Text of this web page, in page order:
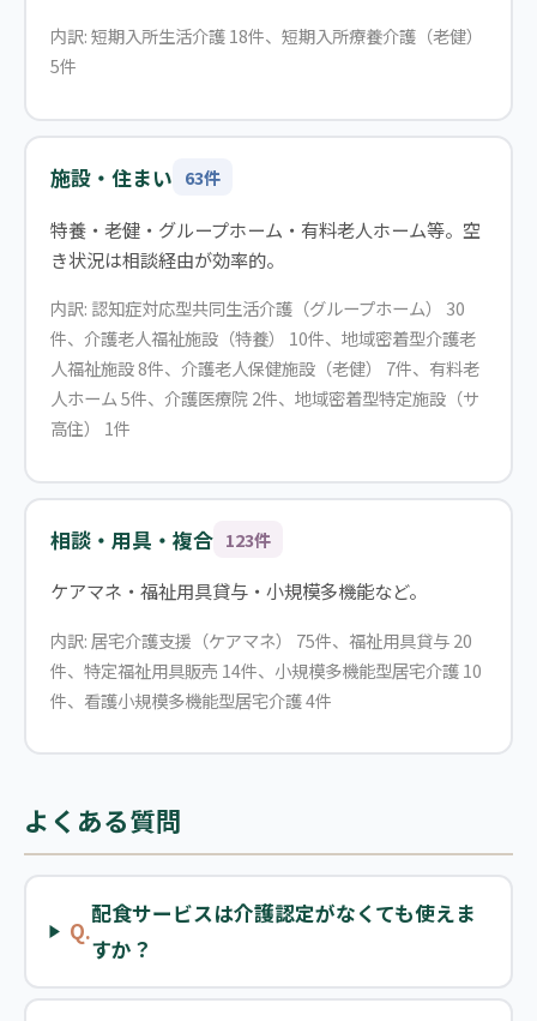
内訳: 短期入所生活介護 18件、短期入所療養介護（老健）
5件
施設・住まい 63件
特養・老健・グループホーム・有料老人ホーム等。空
き状況は相談経由が効率的。
内訳: 認知症対応型共同生活介護（グループホーム） 30
件、介護老人福祉施設（特養） 10件、地域密着型介護老
人福祉施設 8件、介護老人保健施設（老健） 7件、有料老
人ホーム 5件、介護医療院 2件、地域密着型特定施設（サ
高住） 1件
相談・用具・複合 123件
ケアマネ・福祉用具貸与・小規模多機能など。
内訳: 居宅介護支援（ケアマネ） 75件、福祉用具貸与 20
件、特定福祉用具販売 14件、小規模多機能型居宅介護 10
件、看護小規模多機能型居宅介護 4件
よくある質問
Q.
配食サービスは介護認定がなくても使えま
すか？